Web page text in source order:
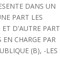
DANS UN
PART LES
ET D'AUTRE PART
CHARGE PAR
(B), -LES